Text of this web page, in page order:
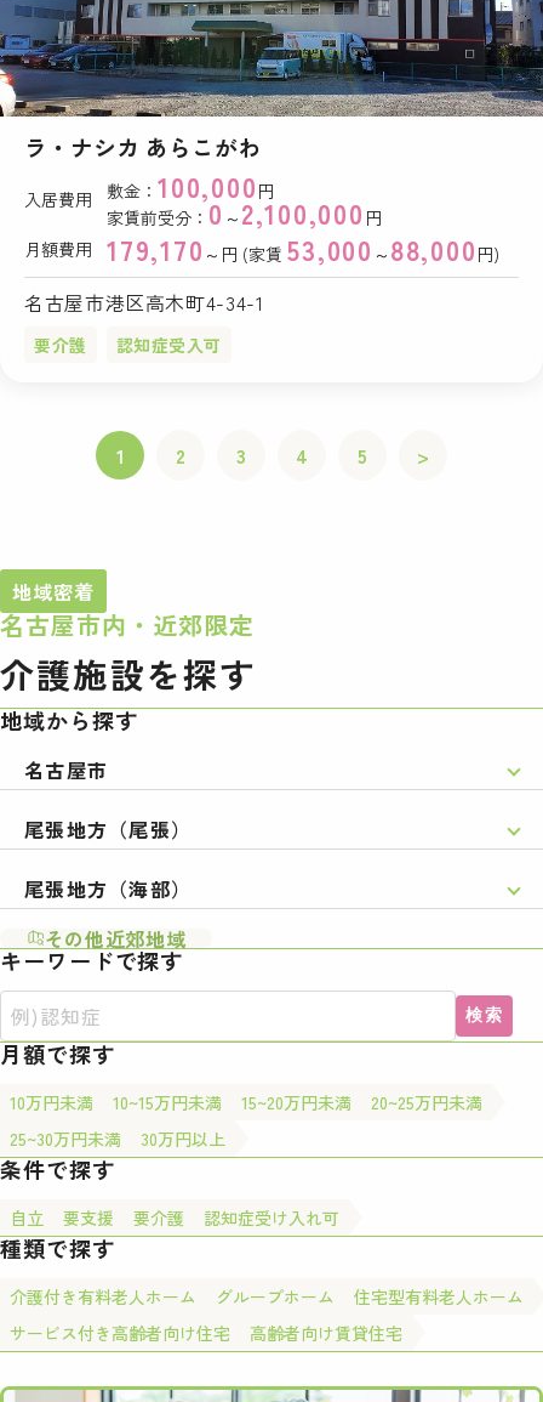
ラ・ナシカ あらこがわ
入居費用 敷金： 100,000 円
家賃前受分： 0 ～ 2,100,000 円
月額費用
179,170 ～円 (家賃53,000 ～ 88,000 円)
名古屋市港区高木町4-34-1
要介護 認知症受入可
1 2 3 4 5 >
地域密着
名古屋市内・近郊限定
介護施設を探す
地域から探す
名古屋市
尾張地方（尾張）
尾張地方（海部）
その他近郊地域
キーワードで探す
検索
月額で探す
10万円未満 10~15万円未満 15~20万円未満
20~25万円未満
25~30万円未満
30万円以上
条件で探す
自立 要支援 要介護 認知症受け入れ可
種類で探す
介護付き有料老人ホーム グループホーム
住宅型有料老人ホーム
サービス付き高齢者向け住宅
高齢者向け賃貸住宅